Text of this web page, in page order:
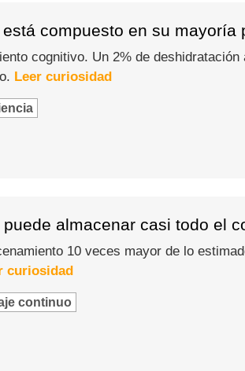
compuesto en su mayoría
cognitivo. Un 2% de
Leer curiosidad
almacenar casi todo el
10 veces mayor de lo
curiosidad
continuo